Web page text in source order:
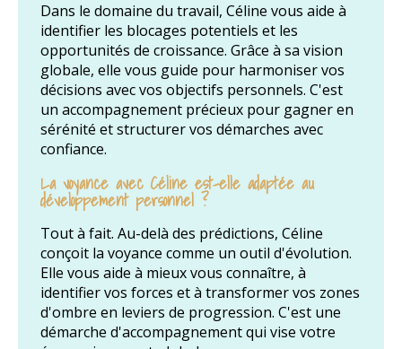
Dans le domaine du travail, Céline vous aide à
identifier les blocages potentiels et les
opportunités de croissance. Grâce à sa vision
globale, elle vous guide pour harmoniser vos
décisions avec vos objectifs personnels. C'est
un accompagnement précieux pour gagner en
sérénité et structurer vos démarches avec
confiance.
La voyance avec Céline est-elle adaptée au
développement personnel ?
Tout à fait. Au-delà des prédictions, Céline
conçoit la voyance comme un outil d'évolution.
Elle vous aide à mieux vous connaître, à
identifier vos forces et à transformer vos zones
d'ombre en leviers de progression. C'est une
démarche d'accompagnement qui vise votre